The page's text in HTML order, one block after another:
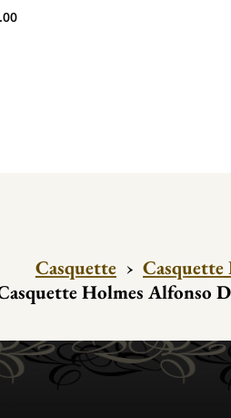
.00
Casquette › Casquette
Holmes Alfonso